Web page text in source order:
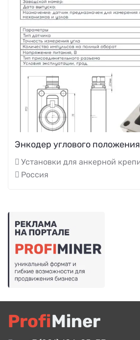
Энкодер углового
Установки для анкерной
Россия
ProfiMiner